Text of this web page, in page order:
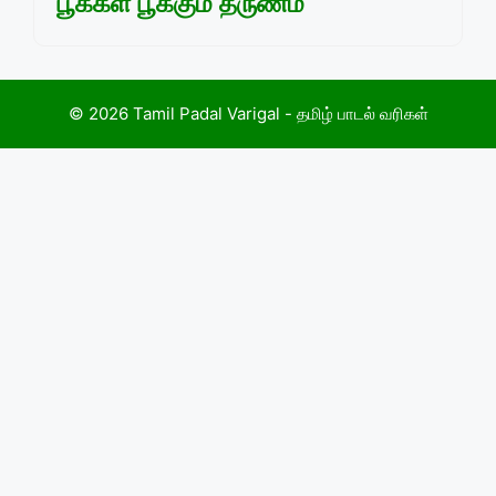
© 2026 Tamil Padal Varigal - தமிழ் பாடல் வரிகள்